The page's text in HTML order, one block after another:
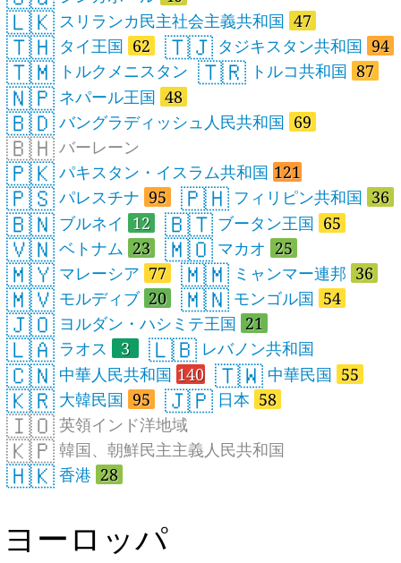
🇱🇰 スリランカ民主社会主義共和国 47
🇹🇭 タイ王国 62 🇹🇯 タジキスタン共和国 94
🇹🇲 トルクメニスタン 🇹🇷 トルコ共和国 87
🇳🇵 ネパール王国 48
🇧🇩 バングラディッシュ人民共和国 69
🇧🇭 バーレーン
🇵🇰 パキスタン・イスラム共和国 121
🇵🇸 パレスチナ 95 🇵🇭 フィリピン共和国 36
🇧🇳 ブルネイ 12 🇧🇹 ブータン王国 65
🇻🇳 ベトナム 23 🇲🇴 マカオ 25
🇲🇾 マレーシア 77 🇲🇲 ミャンマー連邦 36
🇲🇻 モルディブ 20 🇲🇳 モンゴル国 54
🇯🇴 ヨルダン・ハシミテ王国 21
🇱🇦 ラオス 3 🇱🇧 レバノン共和国
🇨🇳 中華人民共和国 140 🇹🇼 中華民国 55
🇰🇷 大韓民国 95 🇯🇵 日本 58
🇮🇴 英領インド洋地域
🇰🇵 韓国、朝鮮民主主義人民共和国
🇭🇰 香港 28
ヨーロッパ